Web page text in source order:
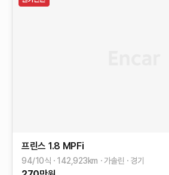
프린스 1.8 MPFi
94/10식 142,923km 가솔린 경기